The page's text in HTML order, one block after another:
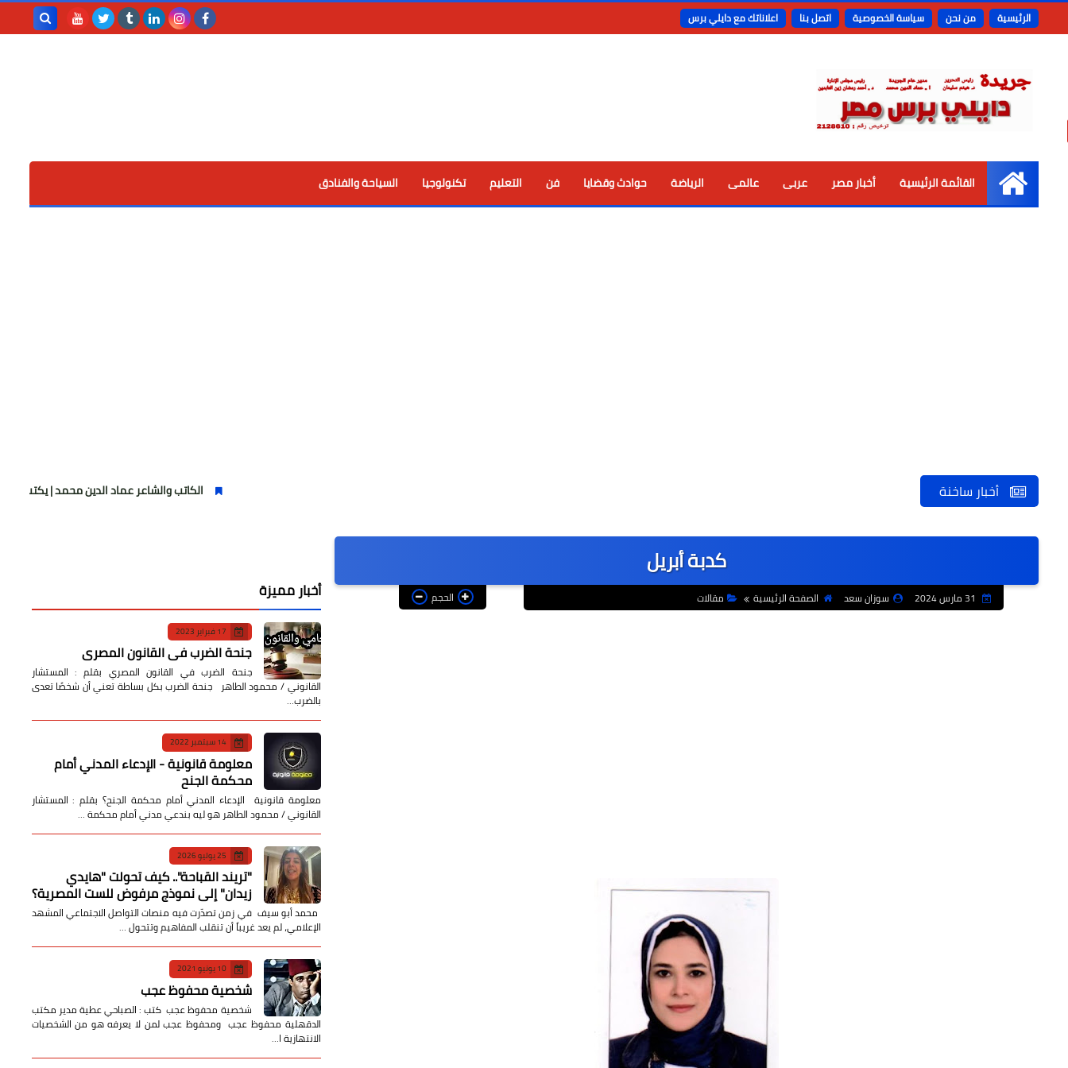
الرئيسية من نحن سياسة الخصوصية اتصل بنا اعلاناتك مع دايلي برس
الرئيسية
القائمة الرئيسية أخبار مصر عربى عالمى الرياضة حوادث وقضايا فن التعليم تكنولوجيا السياحة والفنادق
أخبار ساخنة الكاتب والشاعر عماد الدين محمد | يكتب يوميات شاعر
كدبة أبريل
سوزان سعد الصفحة الرئيسية مقالات الحجم أخبار مميزة
17 فبراير 2023
جنحة الضرب في القانون المصري
جنحة الضرب في القانون المصري بقلم : المستشار
القانوني / محمود الطاهر جنحة الضرب بكل بساطة تعني أن شخصًا تعدى
بالضرب…
14 سبتمبر 2022
معلومة قانونية - الإدعاء المدني أمام
محكمة الجنح
معلومة قانونية الإدعاء المدني أمام محكمة الجنح؟ بقلم : المستشار
القانوني / محمود الطاهر هو ليه بندعي مدني أمام محكمة …
25 يوليو 2026
​"تريند القباحة".. كيف تحولت "هايدي
زيدان" إلى نموذج مرفوض للست المصرية؟
​ محمد أبو سيف ​في زمن تصدّرت فيه منصات التواصل الاجتماعي المشهد
الإعلامي، لم يعد غريباً أن تنقلب المفاهيم وتتحول …
10 يونيو 2021
شخصية محفوظ عجب
شخصية محفوظ عجب كتب : الصباحي عطية مدير مكتب
الدقهلية محفوظ عجب ومحفوظ عجب لمن لا يعرفه هو من الشخصيات
الانتهازية ا…